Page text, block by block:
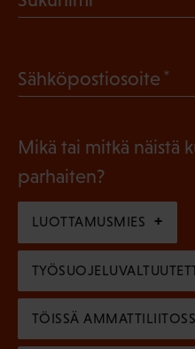
l
n
e
)
k
l
i
n
e
n
)
Sähköpostiosoite
l
i
n
e
Mikä tai mitkä näistä
parhaiten?
LUOTTAMUSMIES
TÖISSÄ